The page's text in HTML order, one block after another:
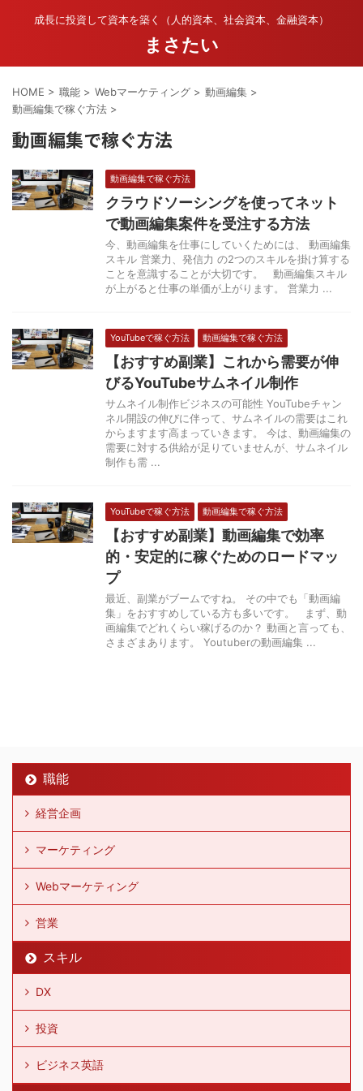
成長に投資して資本を築く（人的資本、社会資本、金融資本）
まさたい
HOME > 職能 > Webマーケティング > 動画編集 >
動画編集で稼ぐ方法 >
動画編集で稼ぐ方法
動画編集で稼ぐ方法
クラウドソーシングを使ってネット
で動画編集案件を受注する方法
今、動画編集を仕事にしていくためには、 動画編集
スキル 営業力、発信力 の2つのスキルを掛け算する
ことを意識することが大切です。 動画編集スキル
が上がると仕事の単価が上がります。 営業力 ...
YouTubeで稼ぐ方法 動画編集で稼ぐ方法
【おすすめ副業】これから需要が伸
びるYouTubeサムネイル制作
サムネイル制作ビジネスの可能性 YouTubeチャン
ネル開設の伸びに伴って、サムネイルの需要はこれ
からますます高まっていきます。 今は、動画編集の
需要に対する供給が足りていませんが、サムネイル
制作も需 ...
YouTubeで稼ぐ方法 動画編集で稼ぐ方法
【おすすめ副業】動画編集で効率
的・安定的に稼ぐためのロードマッ
プ
最近、副業がブームですね。 その中でも「動画編
集」をおすすめしている方も多いです。 まず、動
画編集でどれくらい稼げるのか？ 動画と言っても、
さまざまあります。 Youtuberの動画編集 ...
職能
経営企画
マーケティング
Webマーケティング
営業
スキル
DX
投資
ビジネス英語